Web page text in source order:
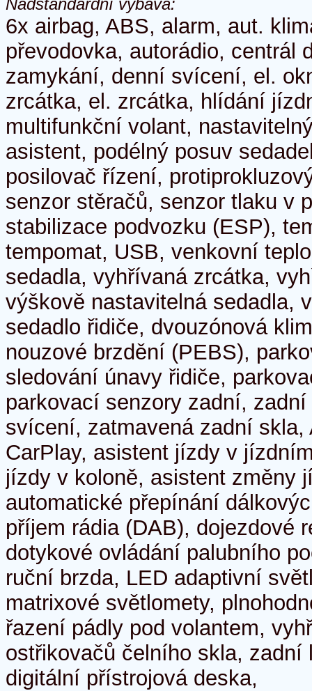
Nadstandardní výbava:
6x airbag, ABS, alarm, aut.
převodovka, autorádio, centrál
zamykání, denní svícení, el.
zrcátka, el. zrcátka, hlídání
multifunkční volant,
asistent, podélný posuv
posilovač řízení,
senzor stěračů, senzor tlaku v
stabilizace podvozku (ESP),
tempomat, USB, venkovní
sedadla, vyhřívaná zrcátka,
výškově nastavitelná sedadla,
sedadlo řidiče, dvouzónová
nouzové brzdění (PEBS),
sledování únavy řidiče,
parkovací senzory zadní,
svícení, zatmavená zadní skla,
CarPlay, asistent jízdy v
jízdy v koloně, asistent změny
automatické přepínání
příjem rádia (DAB), dojezdové
dotykové ovládání palubního
ruční brzda, LED adaptivní
matrixové světlomety,
řazení pádly pod volantem,
ostřikovačů čelního skla, zadní
digitální přístrojová deska,